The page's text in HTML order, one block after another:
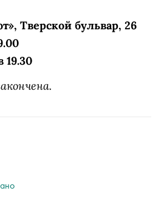
Тверской бульвар, 26
19.30